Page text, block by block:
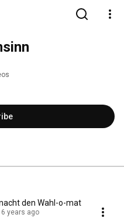
den Wahl-o-mat
6 years ago